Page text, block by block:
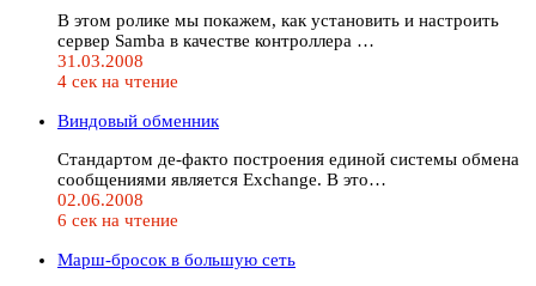
В этом ролике мы покажем, как установить и настроить
сервер Samba в качестве контроллера …
31.03.2008
4 сек на чтение
Виндовый обменник
Стандартом де-факто построения единой системы обмена
сообщениями является Exchange. В это…
02.06.2008
6 сек на чтение
Марш-бросок в большую сеть